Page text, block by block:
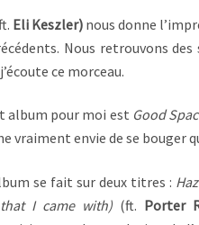
Eli Keszler)nous donne
Nous retrouvons
ce morceau.
album pour moi est Good
vraiment envie de se bouger
se fait sur deux titres :
I came with) (ft. Porter